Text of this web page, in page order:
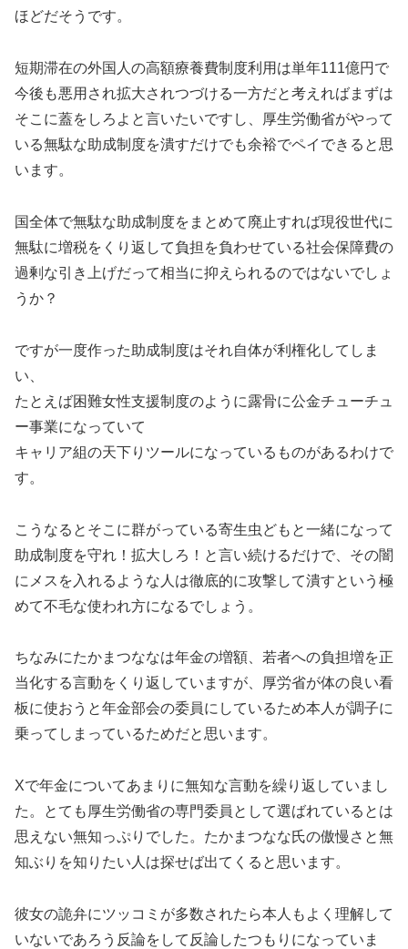
ほどだそうです。
短期滞在の外国人の高額療養費制度利用は単年111億円で
今後も悪用され拡大されつづける一方だと考えればまずは
そこに蓋をしろよと言いたいですし、厚生労働省がやって
いる無駄な助成制度を潰すだけでも余裕でペイできると思
います。
国全体で無駄な助成制度をまとめて廃止すれば現役世代に
無駄に増税をくり返して負担を負わせている社会保障費の
過剰な引き上げだって相当に抑えられるのではないでしょ
うか？
ですが一度作った助成制度はそれ自体が利権化してしま
い、
たとえば困難女性支援制度のように露骨に公金チューチュ
ー事業になっていて
キャリア組の天下りツールになっているものがあるわけで
す。
こうなるとそこに群がっている寄生虫どもと一緒になって
助成制度を守れ！拡大しろ！と言い続けるだけで、その闇
にメスを入れるような人は徹底的に攻撃して潰すという極
めて不毛な使われ方になるでしょう。
ちなみにたかまつななは年金の増額、若者への負担増を正
当化する言動をくり返していますが、厚労省が体の良い看
板に使おうと年金部会の委員にしているため本人が調子に
乗ってしまっているためだと思います。
Xで年金についてあまりに無知な言動を繰り返していまし
た。とても厚生労働省の専門委員として選ばれているとは
思えない無知っぷりでした。たかまつなな氏の傲慢さと無
知ぶりを知りたい人は探せば出てくると思います。
彼女の詭弁にツッコミが多数されたら本人もよく理解して
いないであろう反論をして反論したつもりになっていま